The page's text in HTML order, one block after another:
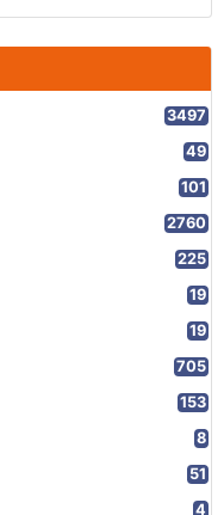
3497
49
101
2760
225
19
19
705
153
8
51
4